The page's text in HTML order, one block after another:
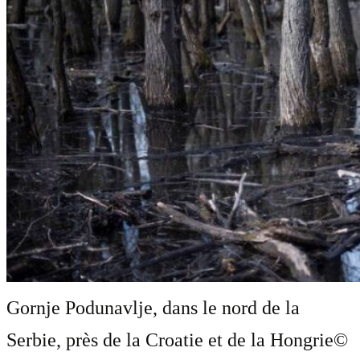
Gornje Podunavlje, dans le nord de la
Serbie, près de la Croatie et de la Hongrie©